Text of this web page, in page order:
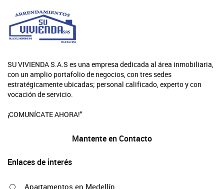
SU VIVIENDA S.A.S es una empresa dedicada al área inmobiliaria,
con un amplio portafolio de negocios, con tres sedes
estratégicamente ubicadas; personal calificado, experto y con
vocación de servicio.
¡COMUNÍCATE AHORA!"
Mantente en Contacto
Enlaces de interés
Apartamentos en Medellín